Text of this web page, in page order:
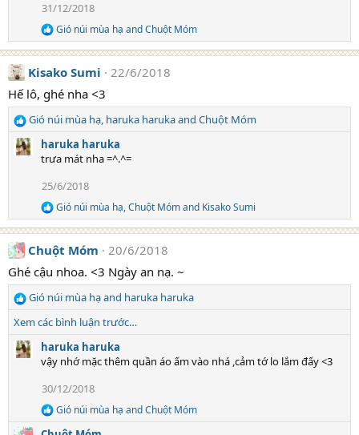
o
n
s
:
31/12/2018
R
e
a
c
n
s
:
Gió núi mùa hạ andChuột Móm
Kisako Sumi
22/6/2018
Hế lô, ghé nha <3
R
e
a
n
s
:
Gió núi mùa hạ, haruka harukaand Chuột Móm
haruka haruka
trưa mát nha =^.^=
25/6/2018
R
e
a
c
t
i
n
:
Gió núi mùa hạ,Chuột Mómand Kisako Sumi
Chuột Móm
20/6/2018
Ghé cậu nhoa. <3 Ngày an nạ. ~
R
e
c
t
Gió núi mùa hạand haruka haruka
Xem các bình luận trước…
haruka haruka
vậy nhớ mặc thêm quần áo ấm vào nhá ,cảm tớ lo lắm đấy <3
30/12/2018
R
e
Gió núi mùa hạ andChuột Móm